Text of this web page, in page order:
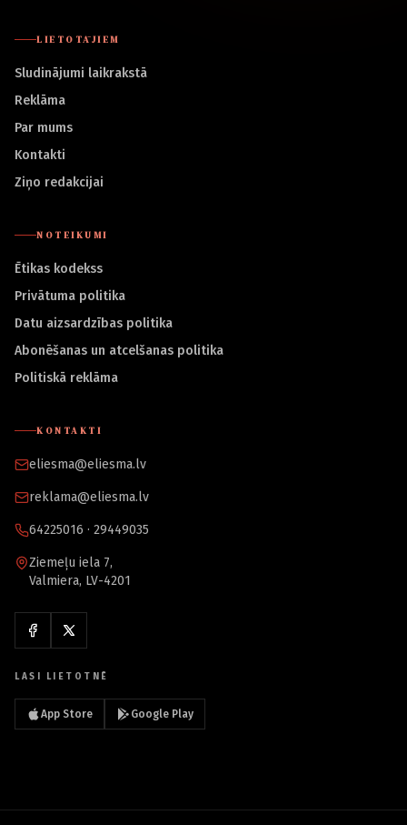
LIETOTĀJIEM
Sludinājumi laikrakstā
Reklāma
Par mums
Kontakti
Ziņo redakcijai
NOTEIKUMI
Ētikas kodekss
Privātuma politika
Datu aizsardzības politika
Abonēšanas un atcelšanas politika
Politiskā reklāma
KONTAKTI
eliesma@eliesma.lv
reklama@eliesma.lv
64225016 · 29449035
Ziemeļu iela 7,
Valmiera, LV-4201
LASI LIETOTNĒ
App Store Google Play